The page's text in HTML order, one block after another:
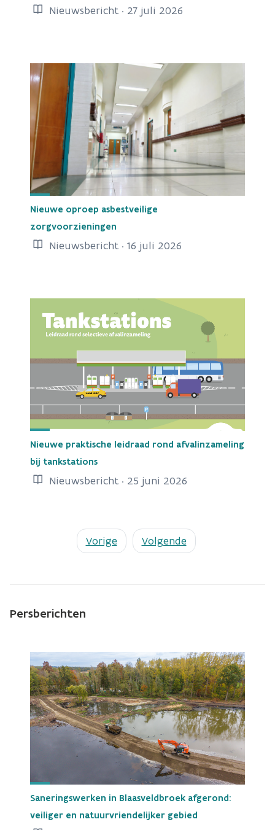
Nieuwsbericht · 27 juli 2026
Nieuwe oproep asbestveilige
zorgvoorzieningen
Nieuwsbericht · 16 juli 2026
Nieuwe praktische leidraad rond afvalinzameling
bij tankstations
Nieuwsbericht · 25 juni 2026
Vorige Volgende
Persberichten
Saneringswerken in Blaasveldbroek afgerond:
veiliger en natuurvriendelijker gebied